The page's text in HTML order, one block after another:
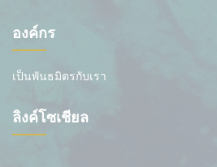
องค์กร
เป็นพันธมิตรกับเรา
ลิงค์โซเชียล